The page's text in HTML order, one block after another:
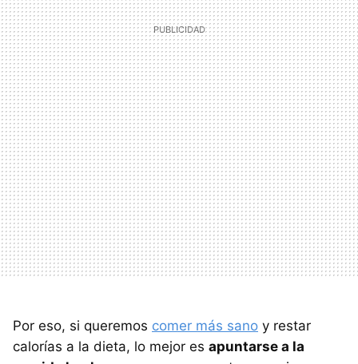
Por eso, si queremos comer más sano y restar
calorías a la dieta, lo mejor es apuntarse a la